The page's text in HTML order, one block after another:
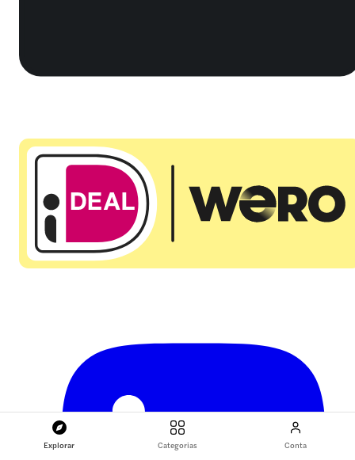
Explorar Categorias Conta